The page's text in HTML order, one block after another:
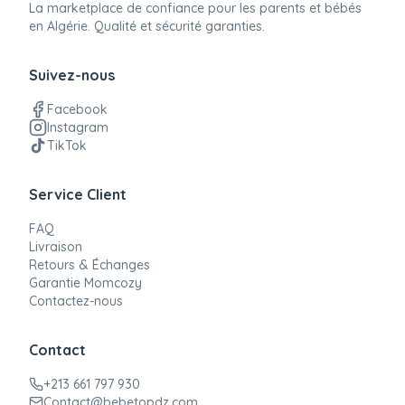
La marketplace de confiance pour les parents et bébés
en Algérie. Qualité et sécurité garanties.
Suivez-nous
Facebook
Instagram
TikTok
Service Client
FAQ
Livraison
Retours & Échanges
Garantie Momcozy
Contactez-nous
Contact
+213 661 797 930